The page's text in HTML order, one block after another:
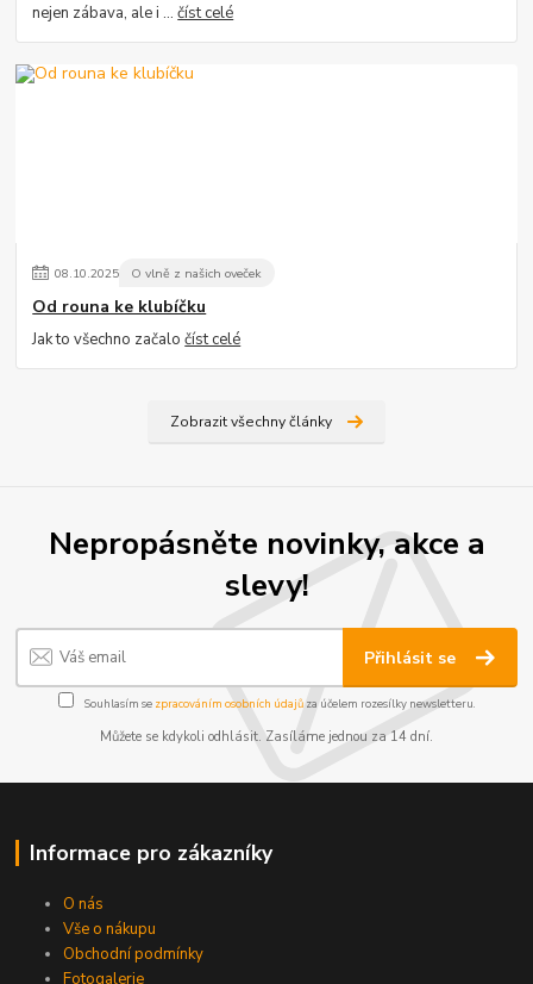
nejen zábava, ale i ...číst celé
08.10.2025 O vlně z našich oveček
Od rouna ke klubíčku
Jak to všechno začaločíst celé
Zobrazit všechny články
Nepropásněte novinky, akce a
slevy!
Přihlásit se
Souhlasím se zpracováním osobních údajůza účelem rozesílky newsletteru.
Můžete se kdykoli odhlásit. Zasíláme jednou za 14 dní.
Informace pro zákazníky
O nás
Vše o nákupu
Obchodní podmínky
Fotogalerie